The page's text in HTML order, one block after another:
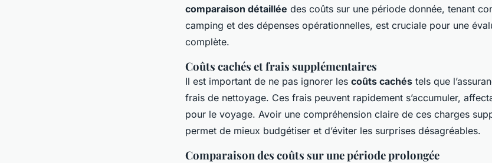
comparaison détaillée des coûts sur une période donnée, tenant
camping et des dépenses opérationnelles, est cruciale pour une
complète.
Coûts cachés et frais supplémentaires
Il est important de ne pas ignorer les coûts cachés tels que
frais de nettoyage. Ces frais peuvent rapidement s’accumuler,
pour le voyage. Avoir une compréhension claire de ces charges
permet de mieux budgétiser et d’éviter les surprises désagréables.
Comparaison des coûts sur une période prolongée